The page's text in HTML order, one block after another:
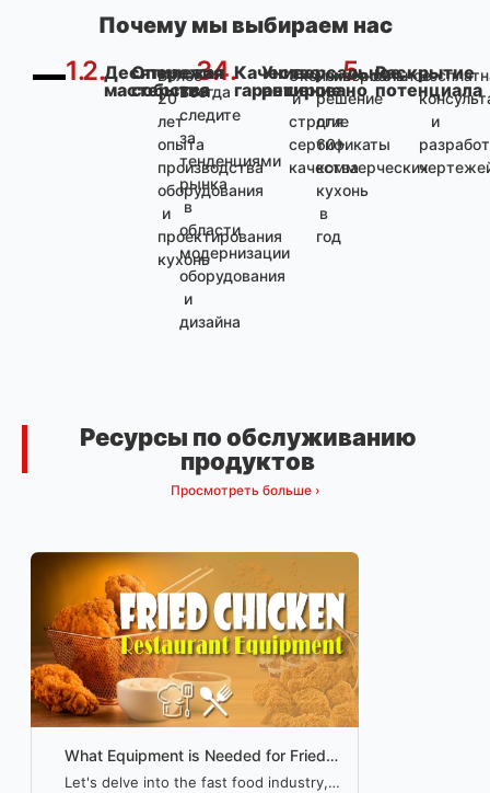
Почему мы выбираем нас
1.2. 3.4. 5.
Десятилетия
мастерства
Опережая
события
Качество
гарантировано
Универсальное
решение
Раскрытие
потенциала
Более
20
лет
опыта
производства
оборудования
и
проектирования
кухонь
Всегда
следите
за
тенденциями
рынка
в
области
модернизации
оборудования
и
дизайна
Экономичность
и
строгие
сертификаты
качества
Универсальное
решение
для
60+
коммерческих
кухонь
в
год
и
Ресурсы по обслуживанию
продуктов
Просмотреть больше ›
What Equipment is Needed for Fried
Chicken Business?
Let's delve into the fast food industry,